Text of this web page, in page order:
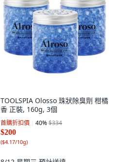
TOOLSPIA Olosso 珠狀除臭劑 柑橘
香 正裝, 160g, 3個
首購折扣價 40%$334
$200
($4.17/10g)